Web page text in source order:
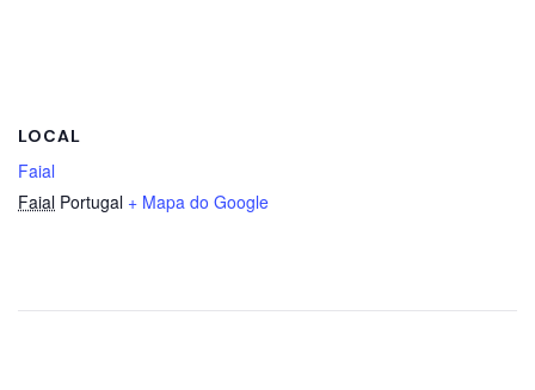
LOCAL
Faial
Faial Portugal + Mapa do Google